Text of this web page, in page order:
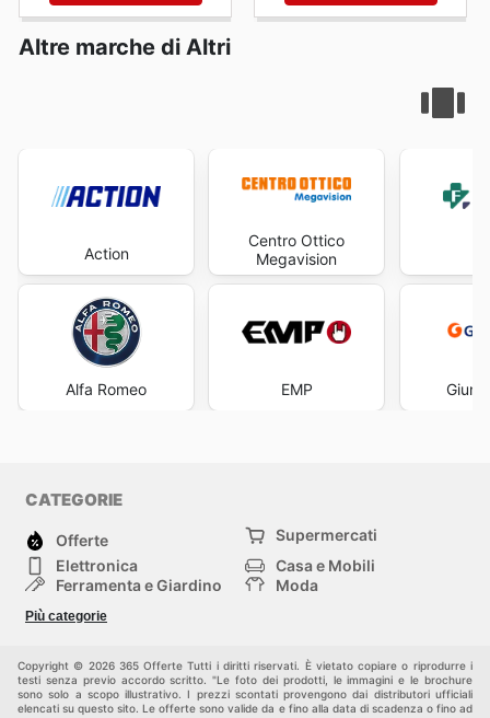
Altre marche di Altri
Action
Alfa Romeo
Centro Ottico
Megavision
EMP
CATEGORIE
Offerte
Supermercati
Elettronica
Casa e Mobili
Ferramenta e Giardino
Moda
Bambini e Neonati
Più categorie
Copyright © 2026 365 Offerte Tutti i diritti riservati. È vietato copiare o riprodurre i
testi senza previo accordo scritto. "Le foto dei prodotti, le immagini e le brochure
sono solo a scopo illustrativo. I prezzi scontati provengono dai distributori ufficiali
elencati su questo sito. Le offerte sono valide da e fino alla data di scadenza o fino ad